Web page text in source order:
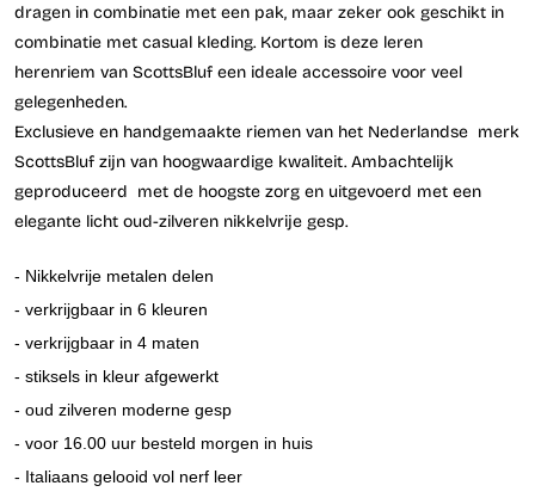
dragen in combinatie met een pak, maar zeker ook geschikt in
combinatie met casual kleding. Kortom is deze leren
herenriem van ScottsBluf een ideale accessoire voor veel
gelegenheden.
Exclusieve en handgemaakte riemen van het Nederlandse merk
ScottsBluf zijn van hoogwaardige kwaliteit. Ambachtelijk
geproduceerd met de hoogste zorg en uitgevoerd met een
elegante licht oud-zilveren nikkelvrije gesp.
- Nikkelvrije metalen delen
- verkrijgbaar in 6 kleuren
- verkrijgbaar in 4 maten
- stiksels in kleur afgewerkt
- oud zilveren moderne gesp
- voor 16.00 uur besteld morgen in huis
- Italiaans gelooid vol nerf leer